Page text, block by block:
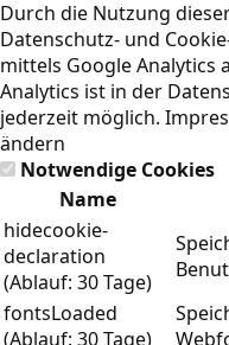
Durch die Nutzung
Datenschutz- und
mittels Google Analytics
Analytics ist in der
jederzeit möglich.
ändern
Notwendige Cookies
Name
hidecookie-
declaration
(Ablauf: 30 Tage)
fontsLoaded
(Ablauf: 30 Tage)